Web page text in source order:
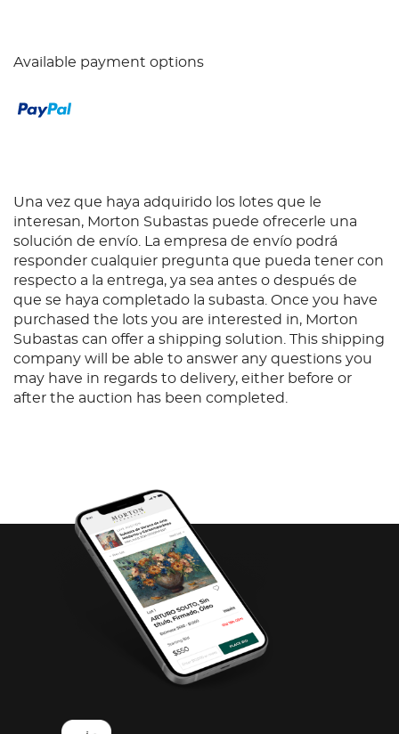
Available payment options
Una vez que haya adquirido los lotes que le
interesan, Morton Subastas puede ofrecerle una
solución de envío. La empresa de envío podrá
responder cualquier pregunta que pueda tener con
respecto a la entrega, ya sea antes o después de
que se haya completado la subasta. Once you have
purchased the lots you are interested in, Morton
Subastas can offer a shipping solution. This shipping
company will be able to answer any questions you
may have in regards to delivery, either before or
after the auction has been completed.